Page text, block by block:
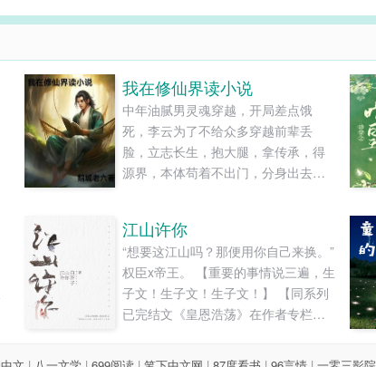
我在修仙界读小说
中年油腻男灵魂穿越，开局差点饿
死，李云为了不给众多穿越前辈丢
脸，立志长生，抱大腿，拿传承，得
源界，本体苟着不出门，分身出去各
江山许你
“想要这江山吗？那便用你自己来换。”
权臣x帝王。 【重要的事情说三遍，生
子文！生子文！生子文！】 【同系列
已完结文《皇恩浩荡》在作者专栏